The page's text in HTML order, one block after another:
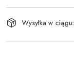
Dostępność
i
dostawa
Wysyłka w ciągu: